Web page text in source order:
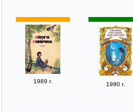
1989 г. 1990 г.